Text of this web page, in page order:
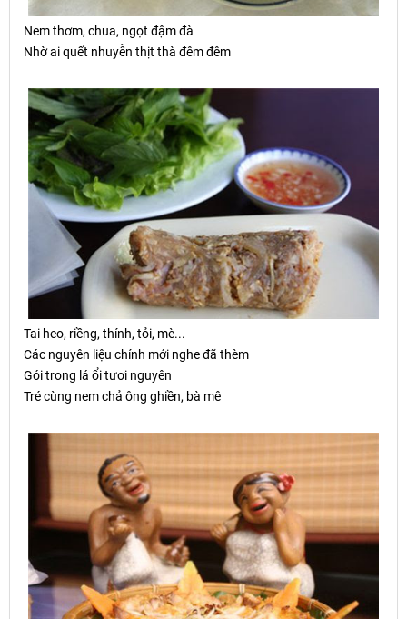
Nem thơm, chua, ngọt đậm đà
Nhờ ai quết nhuyễn thịt thà đêm đêm
Tai heo, riềng, thính, tỏi, mè...
Các nguyên liệu chính mới nghe đã thèm
Gói trong lá ổi tươi nguyên
Tré cùng nem chả ông ghiền, bà mê